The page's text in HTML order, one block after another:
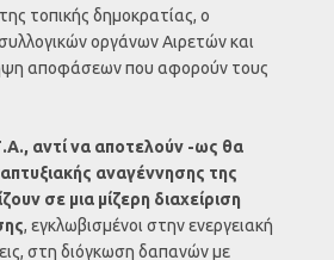
τοπικής δημοκρατίας, ο
οργάνων Αιρετών και
αποφάσεων που αφορούν τους
αντί να αποτελούν -ως θα
αναγέννησης της
σε μια μίζερη διαχείριση
, εγκλωβισμένοι στην ενεργειακή
στη διόγκωση δαπανών με